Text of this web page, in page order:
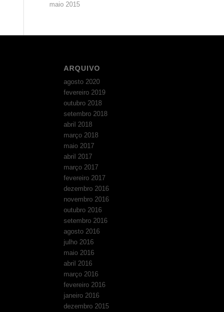
maio 2015
ARQUIVO
agosto 2020
fevereiro 2019
outubro 2018
setembro 2018
abril 2018
março 2018
maio 2017
abril 2017
março 2017
fevereiro 2017
dezembro 2016
novembro 2016
outubro 2016
setembro 2016
agosto 2016
julho 2016
maio 2016
abril 2016
março 2016
fevereiro 2016
janeiro 2016
dezembro 2015